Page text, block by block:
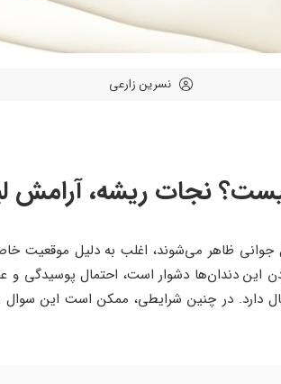
نسرین زارعی
نجات ریشه، آرامش
جوانی ظاهر می‌شوند، اغلب به دلیل موقعیت
این دندان‌ها دشوار است، احتمال
دارد. در چنین شرایطی، ممکن است این سوال